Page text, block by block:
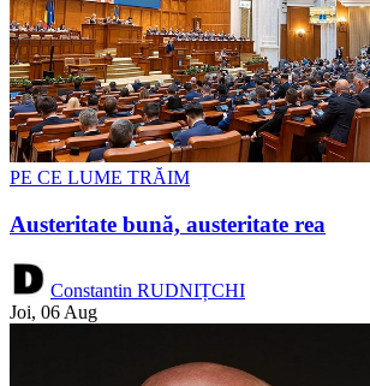
PE CE LUME TRĂIM
Austeritate bună, austeritate rea
Constantin RUDNIȚCHI
Joi, 06 Aug